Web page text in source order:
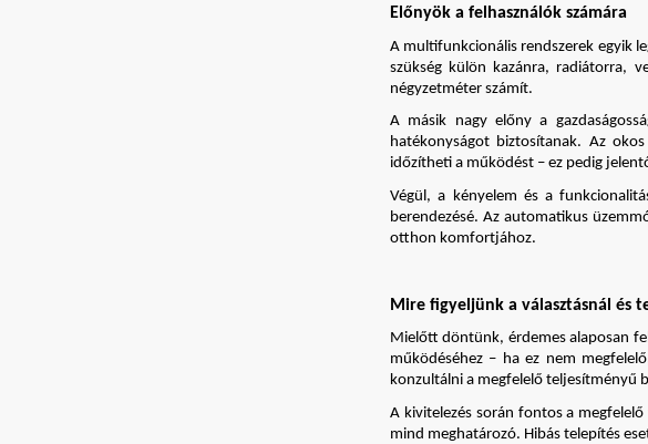
Előnyök a felhasználók számára
A multifunkcionális rendszerek egyik
szükség külön kazánra, radiátorra,
négyzetméter számít.
A másik nagy előny a
hatékonyságot biztosítanak. Az
időzítheti a működést – ez pedig
Végül, a kényelem és a
berendezésé. Az automatikus
otthon komfortjához.
Mire figyeljünk a választásnál és
Mielőtt döntünk, érdemes alaposan
működéséhez – ha ez nem
konzultálni a megfelelő teljesítményű
A kivitelezés során fontos a
mind meghatározó. Hibás telepítés